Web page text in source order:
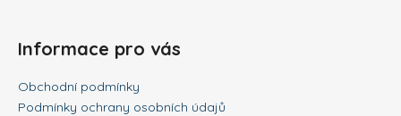
Informace pro vás
Obchodní podmínky
Podmínky ochrany osobních údajů